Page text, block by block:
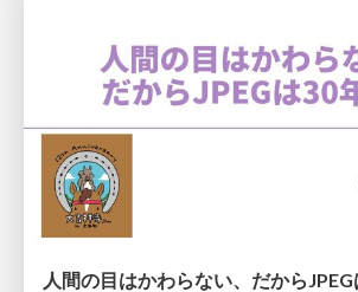
人間の目はかわらない、だから